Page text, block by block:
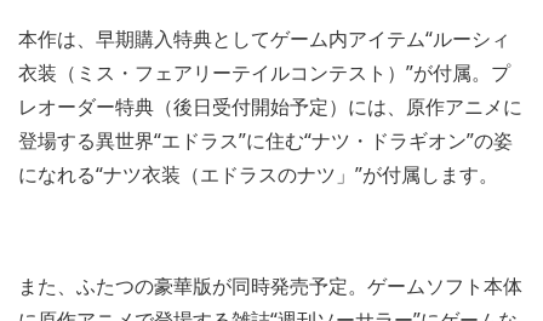
本作は、早期購入特典としてゲーム内アイテム“ルーシィ
衣装（ミス・フェアリーテイルコンテスト）”が付属。プ
レオーダー特典（後日受付開始予定）には、原作アニメに
登場する異世界“エドラス”に住む“ナツ・ドラギオン”の姿
になれる“ナツ衣装（エドラスのナツ」”が付属します。
また、ふたつの豪華版が同時発売予定。ゲームソフト本体